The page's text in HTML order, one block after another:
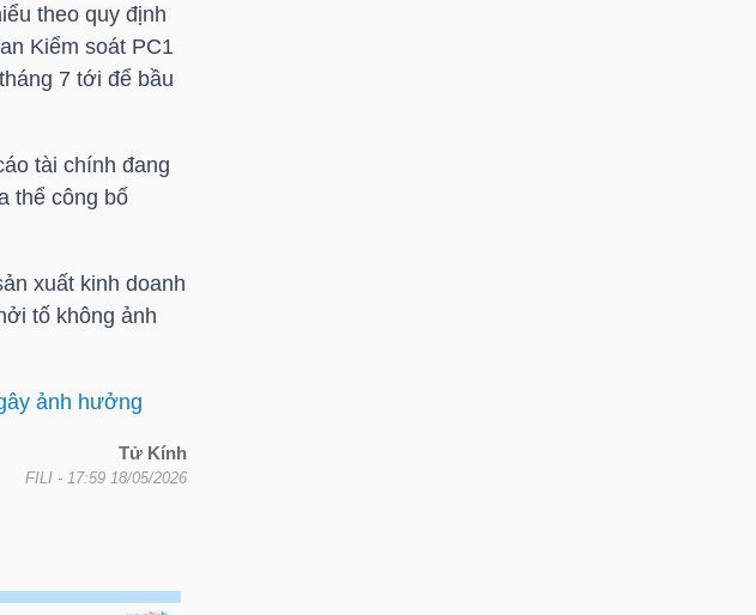
theo quy định
Kiểm soát PC1
7 tới để bầu
tài chính đang
thể công bố
xuất kinh doanh
tố không ảnh
ảnh hưởng
Tử Kính
FILI - 17:59 18/05/2026